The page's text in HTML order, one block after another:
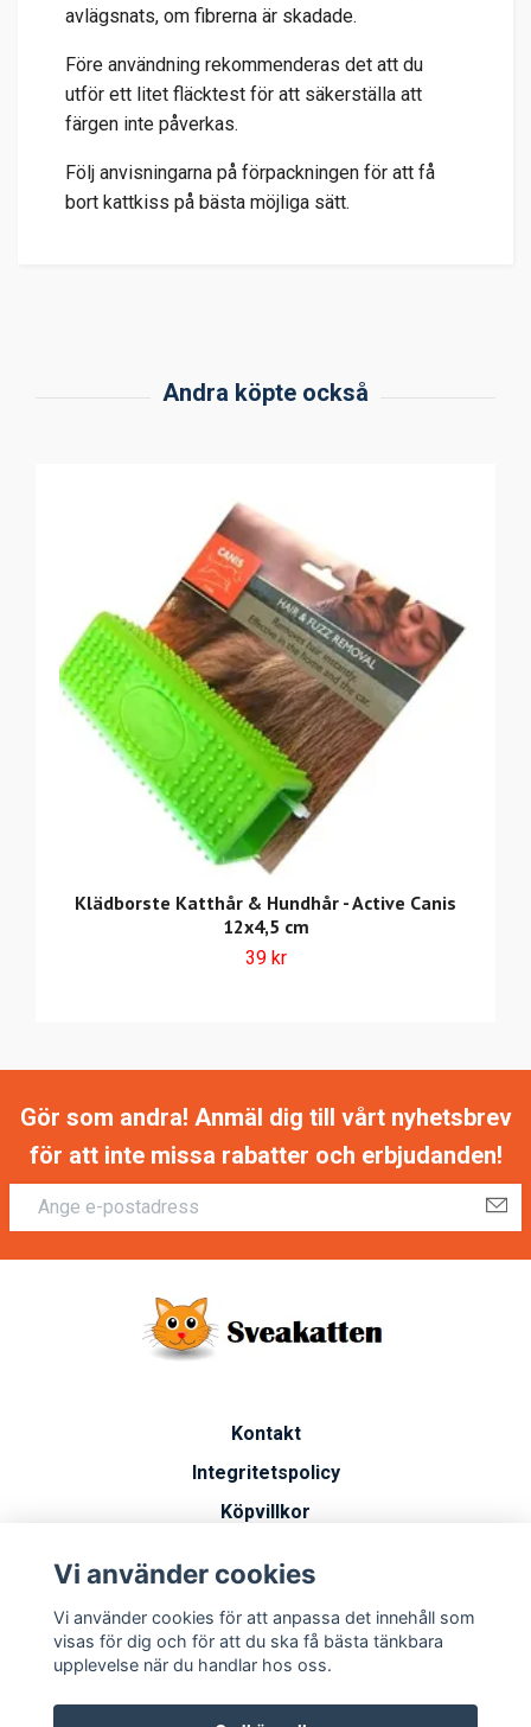
avlägsnats, om fibrerna är skadade.
Före användning rekommenderas det att du
utför ett litet fläcktest för att säkerställa att
färgen inte påverkas.
Följ anvisningarna på förpackningen för att få
bort kattkiss på bästa möjliga sätt.
Klädborste Katthår & Hundhår - Active Canis
12x4,5 cm
39 kr
Gör som andra! Anmäl dig till vårt nyhetsbrev
för att inte missa rabatter och erbjudanden!
Kontakt
Integritetspolicy
Köpvillkor
Vanliga frågor
Miljöarbete
Vi använder cookies
Vi använder cookies för att anpassa det innehåll som
visas för dig och för att du ska få bästa tänkbara
upplevelse när du handlar hos oss.